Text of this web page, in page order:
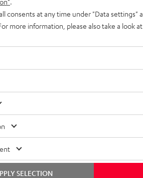
consents at any time under "Data
more information, please also take a look
SELECTION